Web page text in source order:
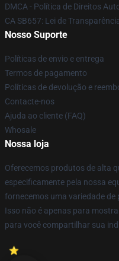
DMCA - Política de Direitos
CA SB657: Lei de
Nosso Suporte
Políticas de envio e entrega
Termos de pagamento
Políticas de devolução e
Contacte-nos
Ajuda ao cliente (FAQ)
Whosale
Nossa loja
Oferecemos produtos de alta
especificamente pela nossa
fornecemos uma variedade de
Isso não é apenas para
para você compartilhar sua